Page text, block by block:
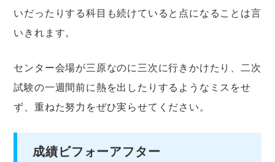
いだったりする科目も続けていると点になることは言
いきれます。
センター会場が三原なのに三次に行きかけたり、二次
試験の一週間前に熱を出したりするようなミスをせ
ず、重ねた努力をぜひ実らせてください。
成績ビフォーアフター